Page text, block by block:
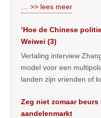
… >> lees meer
‘Hoe de Chinese
Weiwei (3)
Vertaling interview
model voor een
landen zijn vrienden of
Zeg niet zomaar
aandelenmarkt